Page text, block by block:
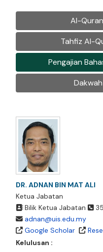
Al-
Tahfiz Al-
Pengajian
DR. ADNAN BIN MAT ALI
Ketua Jabatan
Bilik Ketua Jabatan
adnan@uis.edu.my
Google Scholar
Kelulusan :